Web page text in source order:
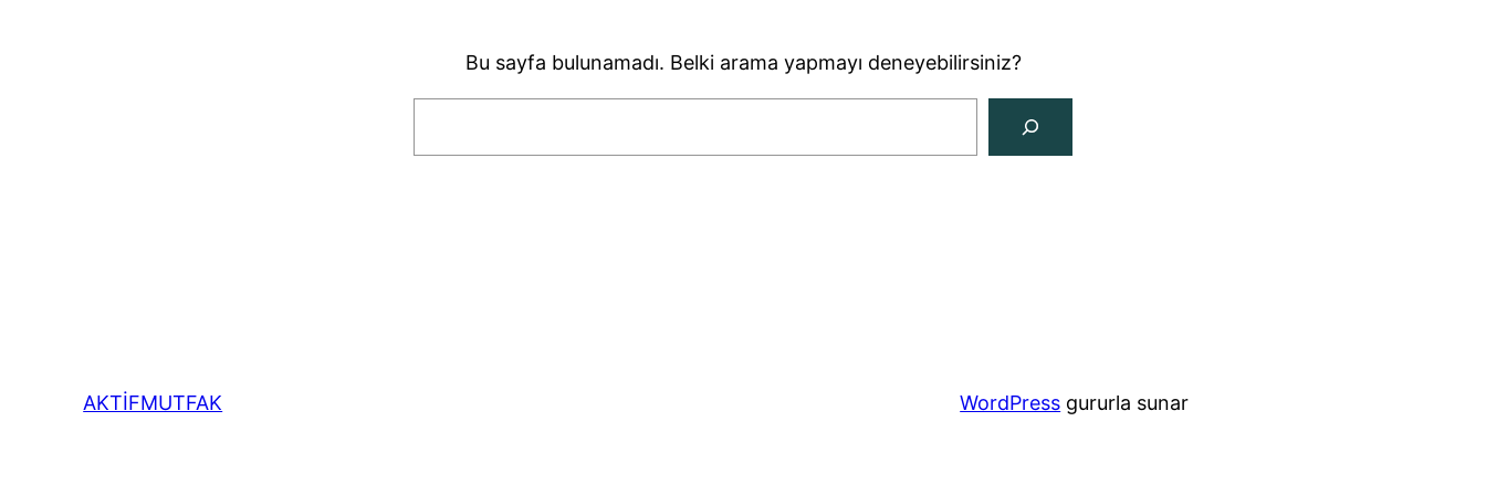
Bu sayfa bulunamadı. Belki arama yapmayı deneyebilirsiniz?
AKTİFMUTFAK WordPress gururla sunar